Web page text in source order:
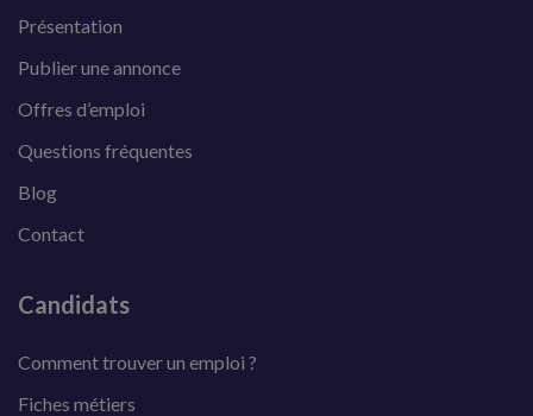
Présentation
Publier une annonce
Offres d’emploi
Questions fréquentes
Blog
Contact
Candidats
Comment trouver un emploi ?
Fiches métiers